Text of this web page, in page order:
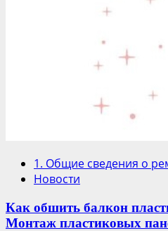
1. Общие сведения о
Новости
Как обшить балкон
Монтаж пластиковых